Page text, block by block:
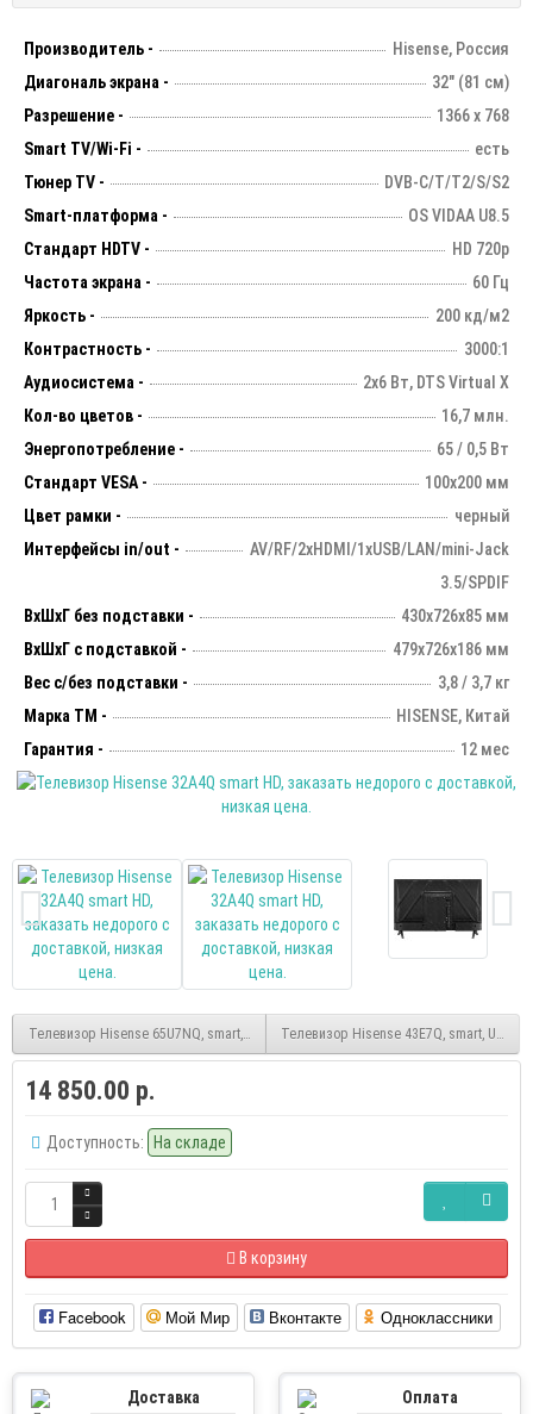
Производитель -
Hisense, Россия
Диагональ экрана -
32" (81 см)
Разрешение -
1366 х 768
Smart TV/Wi-Fi -
есть
Тюнер TV -
DVB-C/T/T2/S/S2
Smart-платформа -
OS VIDAA U8.5
Стандарт HDTV -
HD 720p
Частота экрана -
60 Гц
Яркость -
200 кд/м2
Контрастность -
3000:1
Аудиосистема -
2х6 Вт, DTS Virtual X
Кол-во цветов -
16,7 млн.
Энергопотребление -
65 / 0,5 Вт
Стандарт VESA -
100х200 мм
Цвет рамки -
черный
Интерфейсы in/out -
AV/RF/2xHDMI/1xUSB/LAN/mini-Jack
3.5/SPDIF
ВхШхГ без подставки -
430х726х85 мм
ВхШхГ с подставкой -
479x726x186 мм
Вес с/без подставки -
3,8 / 3,7 кг
Марка ТМ -
HISENSE, Китай
Гарантия -
12 мес
Телевизор Hisense 65U7NQ, smart, QLED, Mini-LED, UHD, безрамочный, (Vidaa)
Телевизор Hisense 43E7Q, smart, UHD,
14 850.00 р.
Доступность: На складе
В корзину
Facebook Мой Мир Вконтакте Одноклассники
Доставка Оплата